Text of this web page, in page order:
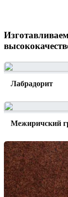
Лабрадорит
Межиричский